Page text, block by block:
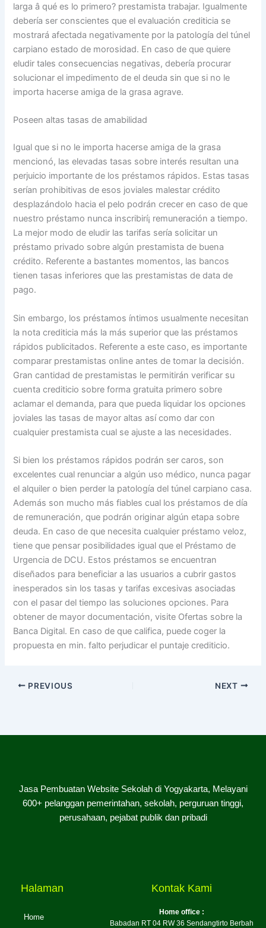
larga â qué es lo primero? prestamista trabajar. Igualmente
debería ser conscientes que el evaluación crediticia se
mostrará afectada negativamente por la patologí­a del túnel
carpiano estado de morosidad. En caso de que quiere
eludir tales consecuencias negativas, debería procurar
solucionar el impedimento de el deuda sin que si no le
importa hacerse amiga de la grasa agrave.
Poseen altas tasas de amabilidad
Igual que si no le importa hacerse amiga de la grasa
mencionó, las elevadas tasas sobre interés resultan una
perjuicio importante de los préstamos rápidos. Estas tasas
serían prohibitivas de esos joviales malestar crédito
desplazándolo hacia el pelo podrán crecer en caso de que
nuestro préstamo nunca inscribirí¡ remuneración a tiempo.
La mejor modo de eludir las tarifas serí­a solicitar un
préstamo privado sobre algún prestamista de buena
crédito. Referente a bastantes momentos, las bancos
tienen tasas inferiores que las prestamistas de data de
pago.
Sin embargo, los préstamos íntimos usualmente necesitan
la nota crediticia más la más superior que las préstamos
rápidos publicitados. Referente a este caso, es importante
comparar prestamistas online antes de tomar la decisión.
Gran cantidad de prestamistas le permitirán verificar su
cuenta crediticio sobre forma gratuita primero sobre
aclamar el demanda, para que pueda liquidar los opciones
joviales las tasas de mayor altas así­ como dar con
cualquier prestamista cual se ajuste a las necesidades.
Si bien los préstamos rápidos podrán ser caros, son
excelentes cual renunciar a algún uso médico, nunca pagar
el alquiler o bien perder la patologí­a del túnel carpiano casa.
Además son mucho más fiables cual los préstamos de día
de remuneración, que podrán originar algún etapa sobre
deuda. En caso de que necesita cualquier préstamo veloz,
tiene que pensar posibilidades igual que el Préstamo de
Urgencia de DCU. Estos préstamos se encuentran
diseñados para beneficiar a las usuarios a cubrir gastos
inesperados sin los tasas y tarifas excesivas asociadas
con el pasar del tiempo las soluciones opciones. Para
obtener de mayor documentación, visite Ofertas sobre la
Banca Digital. En caso de que califica, puede coger la
propuesta en min. falto perjudicar el puntaje crediticio.
PREVIOUS NEXT
Jasa Pembuatan Website Sekolah di Yogyakarta, Melayani
600+ pelanggan pemerintahan, sekolah, perguruan tinggi,
perusahaan, pejabat publik dan pribadi
Halaman
Home
Kontak Kami
Home office :
Babadan RT 04 RW 36 Sendangtirto Berbah